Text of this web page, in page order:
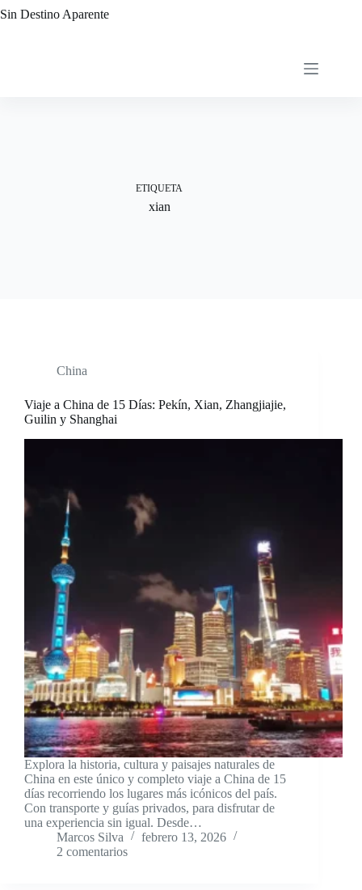
al
Sin Destino Aparente
ETIQUETA
xian
China
Viaje a China de 15 Días: Pekín, Xian, Zhangjiajie,
Guilin y Shanghai
Explora la historia, cultura y paisajes naturales de
China en este único y completo viaje a China de 15
días recorriendo los lugares más icónicos del país.
Con transporte y guías privados, para disfrutar de
una experiencia sin igual. Desde…
Marcos Silva
febrero 13, 2026
2 comentarios